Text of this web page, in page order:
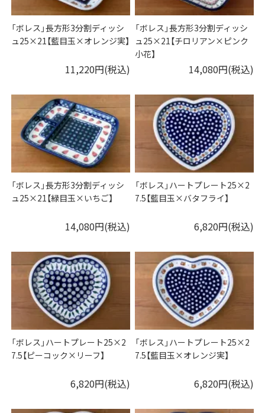
「ボレス」長方形3分割ディッシ
ュ25×21【藍目玉×オレンジ実】
11,220円(税込)
「ボレス」長方形3分割ディッシ
ュ25×21【チロリアン×ピンク
小花】
14,080円(税込)
「ボレス」長方形3分割ディッシ
ュ25×21【緑目玉×いちご】
14,080円(税込)
「ボレス」ハートプレート25×2
7.5【藍目玉×バタフライ】
6,820円(税込)
「ボレス」ハートプレート25×2
7.5【ピーコック×リーフ】
6,820円(税込)
「ボレス」ハートプレート25×2
7.5【藍目玉×オレンジ実】
6,820円(税込)